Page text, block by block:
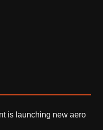
is launching new aero